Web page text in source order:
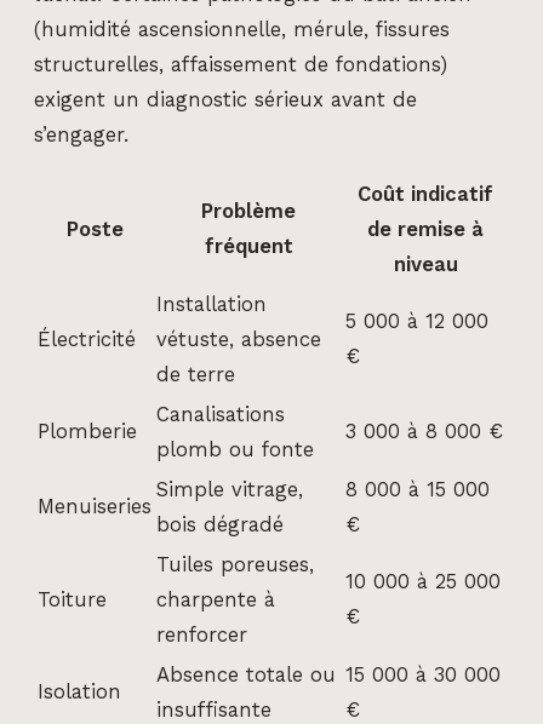
(humidité ascensionnelle, mérule, fissures
structurelles, affaissement de fondations)
exigent un diagnostic sérieux avant de
s’engager.
Poste
Problème
fréquent
Coût indicatif
de remise à
niveau
Électricité
Installation
vétuste, absence
de terre
5 000 à 12 000
€
Plomberie
Canalisations
plomb ou fonte
3 000 à 8 000 €
Menuiseries
Simple vitrage,
bois dégradé
8 000 à 15 000
€
Toiture
Tuiles poreuses,
charpente à
renforcer
10 000 à 25 000
€
Isolation
Absence totale ou
insuffisante
15 000 à 30 000
€